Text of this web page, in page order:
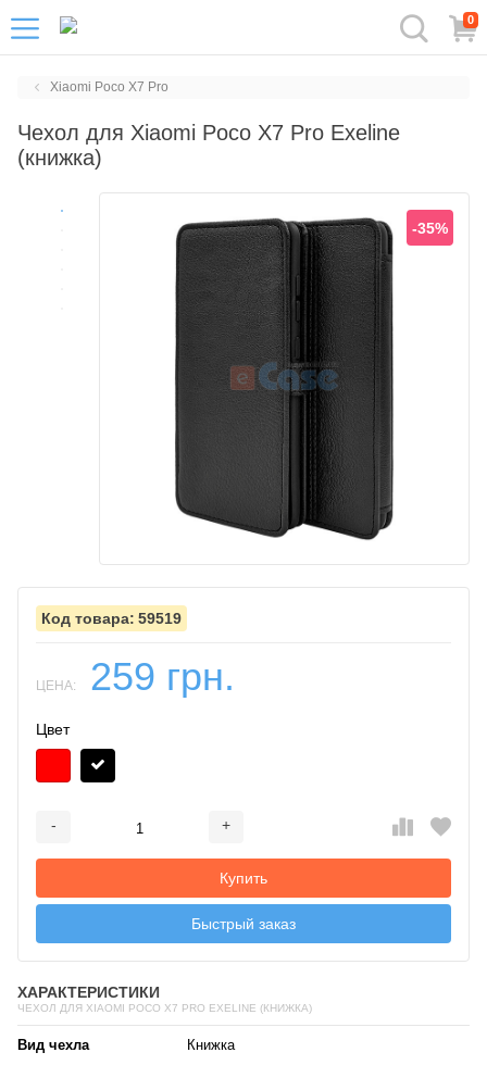
0
Xiaomi Poco X7 Pro
Чехол для Xiaomi Poco X7 Pro Exeline
(книжка)
-35%
59519
ЦЕНА: 259 грн.
Цвет
- +
Купить
Быстрый заказ
ХАРАКТЕРИСТИКИ
ЧЕХОЛ ДЛЯ XIAOMI POCO X7 PRO EXELINE (КНИЖКА)
Вид чехла Книжка